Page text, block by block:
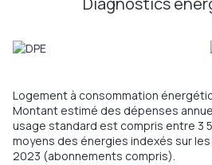
emplacement recherché au cœur
terrasse agréable,
volumes annexes intéressants,
Un bien offrant authenticité et
environnement de qualité.
Contactez-moi pour organiser une
potentiel de ce bien.
Annonce proposée par un agent
Logement à consommation
Montant estimé des dépenses
usage standard est compris entre 3
moyens des énergies indexés sur
2023 (abonnements compris).